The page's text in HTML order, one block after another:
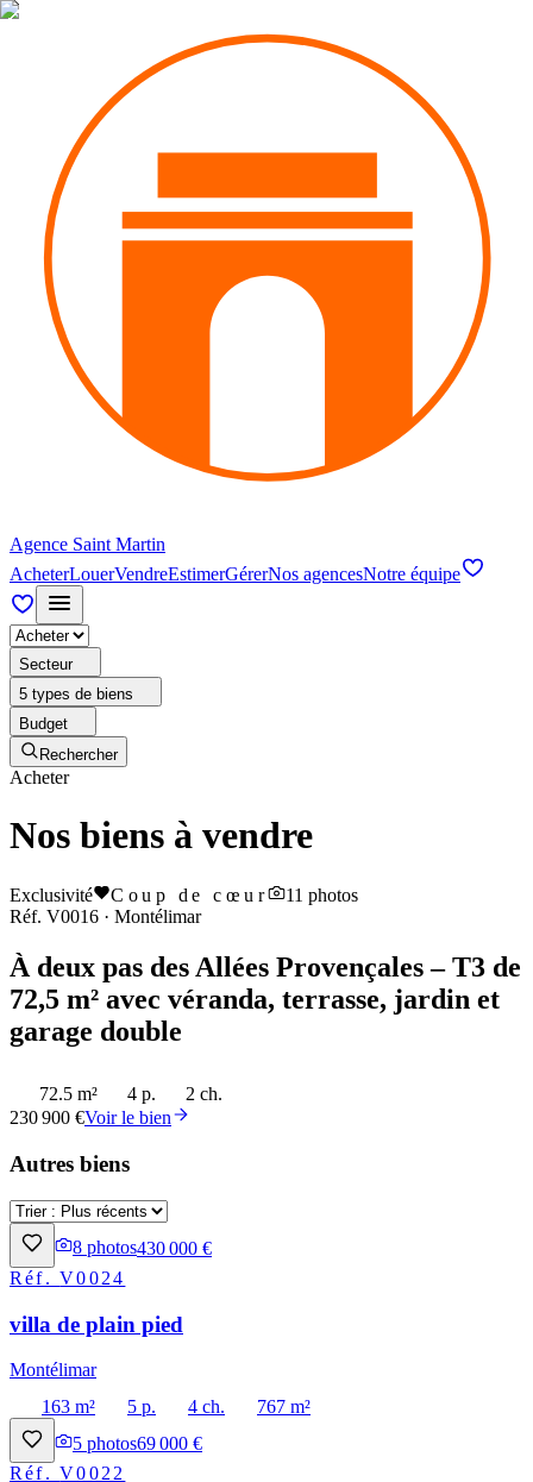
Agence Saint Martin
AcheterLouerVendreEstimerGérerNos agencesNotre équipe
Secteur
5 types de biens
Budget
Rechercher
Acheter
Nos biens à vendre
Exclusivité Coup de cœur 11 photos
Réf. V0016 · Montélimar
À deux pas des Allées Provençales – T3 de
72,5 m² avec véranda, terrasse, jardin et
garage double
72.5 m² 4 p.
2 ch.
230 900 €Voir le bien
Autres biens
8 photos430 000 €
Réf.V0024
villa de plain pied
Montélimar
163 m²
5 p. 4 ch.
767 m²
5 photos69 000 €
Réf.V0022